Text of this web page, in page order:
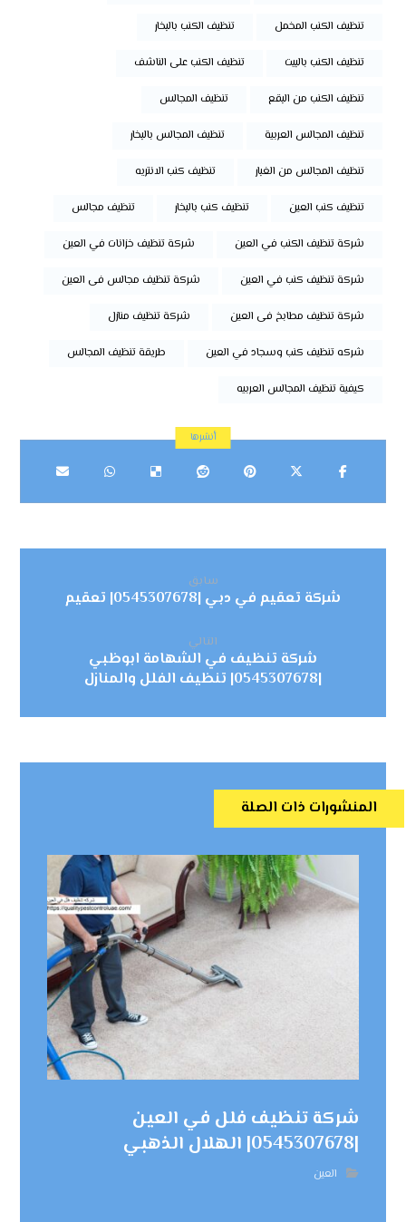
تنظيف الكنب المخمل تنظيف الكنب بالبخار
تنظيف الكنب بالبيت تنظيف الكنب على الناشف
تنظيف الكنب من البقع تنظيف المجالس
تنظيف المجالس العربية تنظيف المجالس بالبخار
تنظيف المجالس من الغبار تنظيف كنب الانتريه
تنظيف كنب العين تنظيف كنب بالبخار تنظيف مجالس
شركة تنظيف الكنب في العين شركة تنظيف خزانات في العين
شركة تنظيف كنب في العين شركة تنظيف مجالس فى العين
شركة تنظيف مطابخ فى العين شركة تنظيف منازل
شركه تنظيف كنب وسجاد في العين طريقة تنظيف المجالس
كيفية تنظيف المجالس العربيه
سابق
شركة تعقيم في دبي |0545307678| تعقيم
التالي
شركة تنظيف في الشهامة ابوظبي
|0545307678| تنظيف الفلل والمنازل
المنشورات ذات الصلة
شركة تنظيف فلل في العين
|0545307678| الهلال الذهبي
العين